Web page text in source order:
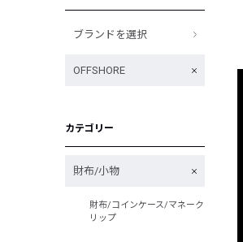
ブランドを選択
OFFSHORE
カテゴリー
財布/小物
財布/コインケース/マネーク
リップ
限定